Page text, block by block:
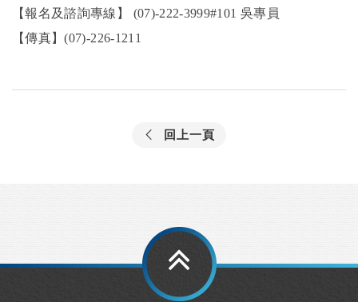
【報名及諮詢專線】
(07)-222-3999#101 吳專員
【傳真】(07)-226-1211
回上一頁